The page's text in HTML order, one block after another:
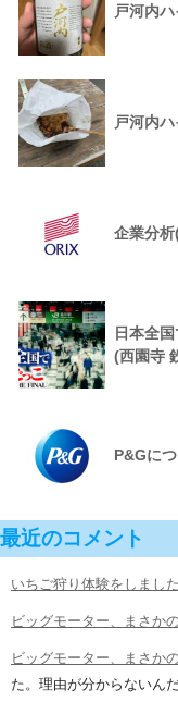
戸河内
戸河内
企業分
日本全
(西園寺
P&Gに
最近のコメント
いちご狩り体験をしまし
ビッグモーター、まさか
ビッグモーター、まさか
た。理由が分からないん